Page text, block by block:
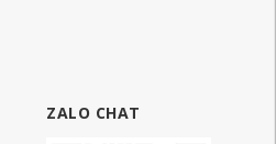
ZALO CHAT